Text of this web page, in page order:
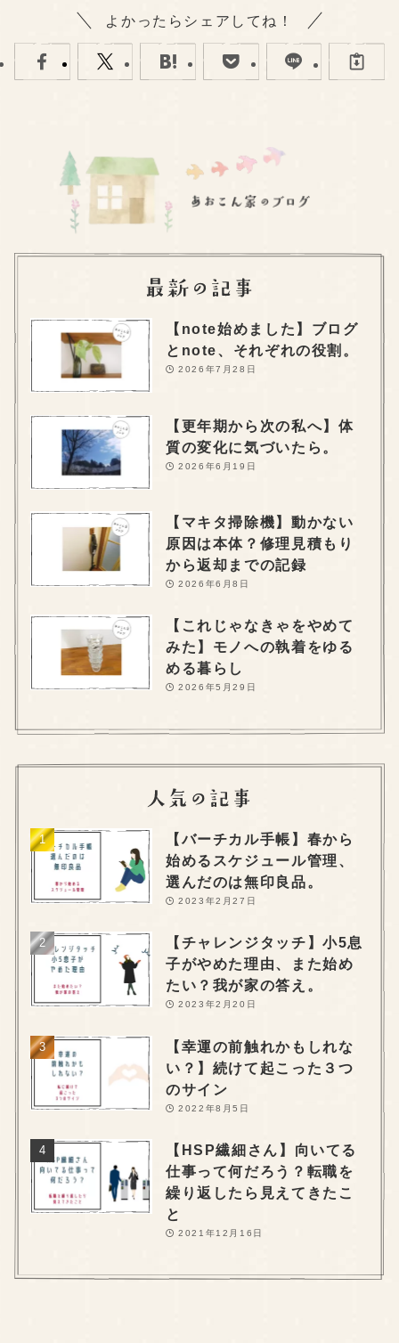
よかったらシェアしてね！
【note始めました】ブログ
とnote、それぞれの役割。
2026年7月28日
【更年期から次の私へ】体
質の変化に気づいたら。
2026年6月19日
【マキタ掃除機】動かない
原因は本体？修理見積もり
から返却までの記録
2026年6月8日
【これじゃなきゃをやめて
みた】モノへの執着をゆる
める暮らし
2026年5月29日
【バーチカル手帳】春から
始めるスケジュール管理、
選んだのは無印良品。
2023年2月27日
【チャレンジタッチ】小5息
子がやめた理由、また始め
たい？我が家の答え。
2023年2月20日
【幸運の前触れかもしれな
い？】続けて起こった３つ
のサイン
2022年8月5日
【HSP繊細さん】向いてる
仕事って何だろう？転職を
繰り返したら見えてきたこ
と
2021年12月16日